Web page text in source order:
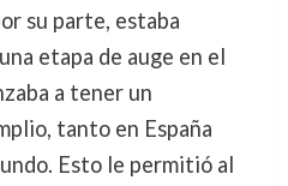
su parte, estaba
etapa de auge en el
a tener un
tanto en España
Esto le permitió al